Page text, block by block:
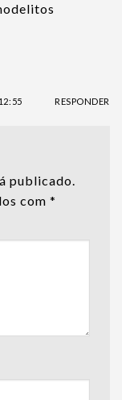
RESPONDER
publicado.
com *